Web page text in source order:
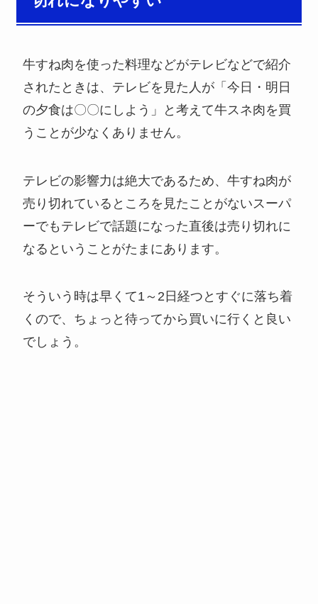
牛すね肉を使った料理などがテレビなどで紹介
されたときは、テレビを見た人が「今日・明日
の夕食は〇〇にしよう」と考えて牛スネ肉を買
うことが少なくありません。
テレビの影響力は絶大であるため、牛すね肉が
売り切れているところを見たことがないスーパ
ーでもテレビで話題になった直後は売り切れに
なるということがたまにあります。
そういう時は早くて1～2日経つとすぐに落ち着
くので、ちょっと待ってから買いに行くと良い
でしょう。